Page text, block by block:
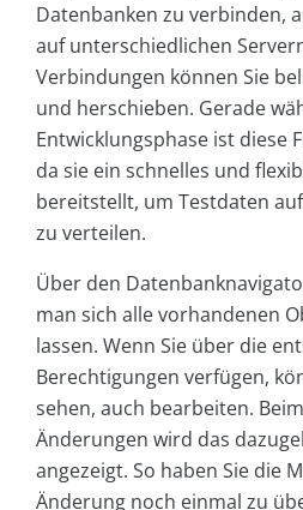
Datenbanken zu verbinden,
auf unterschiedlichen
Verbindungen können Sie
und herschieben. Gerade
Entwicklungsphase ist diese
da sie ein schnelles und
bereitstellt, um Testdaten
zu verteilen.
Über den
man sich alle vorhandenen
lassen. Wenn Sie über die
Berechtigungen verfügen,
sehen, auch bearbeiten.
Änderungen wird das
angezeigt. So haben Sie die
Änderung noch einmal zu